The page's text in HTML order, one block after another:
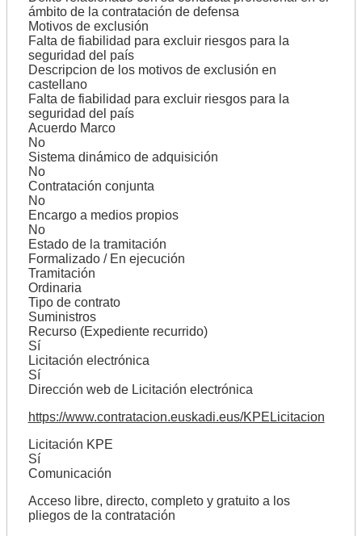
ámbito de la contratación de defensa
Motivos de exclusión
Falta de fiabilidad para excluir riesgos para la
seguridad del país
Descripcion de los motivos de exclusión en
castellano
Falta de fiabilidad para excluir riesgos para la
seguridad del país
Acuerdo Marco
No
Sistema dinámico de adquisición
No
Contratación conjunta
No
Encargo a medios propios
No
Estado de la tramitación
Formalizado / En ejecución
Tramitación
Ordinaria
Tipo de contrato
Suministros
Recurso (Expediente recurrido)
Sí
Licitación electrónica
Sí
Dirección web de Licitación electrónica
https://www.contratacion.euskadi.eus/KPELicitacion
Licitación KPE
Sí
Comunicación
Acceso libre, directo, completo y gratuito a los
pliegos de la contratación